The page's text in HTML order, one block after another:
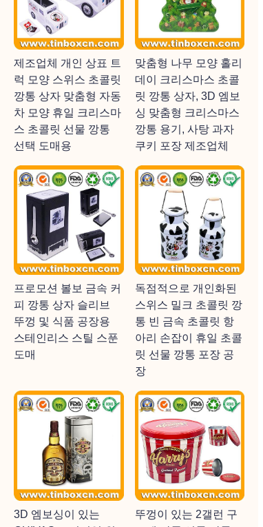
제조업체 개인 상표 트
럭 모양 스위스 초콜릿
깡통 상자 맞춤형 자동
차 모양 휴일 크리스마
스 초콜릿 선물 깡통
선택 도매용
맞춤형 나무 모양 홀리
데이 크리스마스 초콜
릿 깡통 상자, 3D 엠보
싱 맞춤형 크리스마스
깡통 용기, 사탕 과자
쿠키 포장 제조업체
프로모션 볼보 금속 커
피 깡통 상자 슬리브
뚜껑 및 식품 공장용
스테인리스 스틸 스푼
도매
독점적으로 개인화된
스위스 밀크 초콜릿 깡
통 빈 금속 초콜릿 항
아리 손잡이 휴일 초콜
릿 선물 깡통 포장 공
장
3D 엠보싱이 있는
뚜껑이 있는 2갤런 구